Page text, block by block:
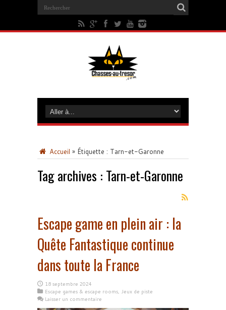
Accueil » Étiquette : Tarn-et-Garonne
Tag archives : Tarn-et-Garonne
Escape game en plein air : la
Quête Fantastique continue
dans toute la France
18 septembre 2024
Escape games & escape rooms, Jeux de piste
Laisser un commentaire